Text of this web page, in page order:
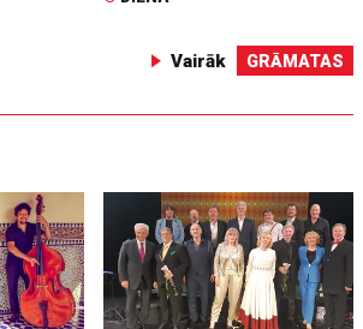
Vairāk GRĀMATAS